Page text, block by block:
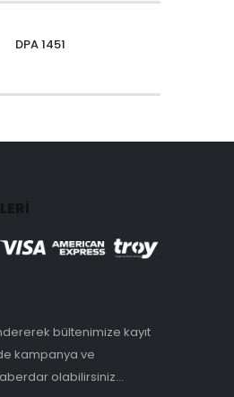
DPA 1451
bültenimize kayıt
kampanya ve
olabilirsiniz...